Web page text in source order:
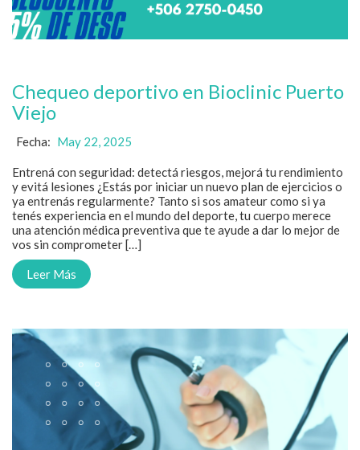
Chequeo deportivo en Bioclinic Puerto
Viejo
Fecha: May 22, 2025
Entrená con seguridad: detectá riesgos, mejorá tu rendimiento
y evitá lesiones ¿Estás por iniciar un nuevo plan de ejercicios o
ya entrenás regularmente? Tanto si sos amateur como si ya
tenés experiencia en el mundo del deporte, tu cuerpo merece
una atención médica preventiva que te ayude a dar lo mejor de
vos sin comprometer […]
Leer Más